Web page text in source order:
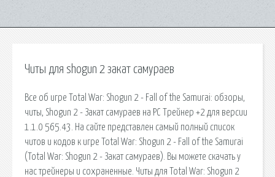
Читы для shogun 2 закат самураев
Все об игре Total War: Shogun 2 - Fall of the Samurai: обзоры,
читы, Shogun 2 - Закат самураев на PC Трейнер +2 для версии
1.1.0 565.43. На сайте представлен самый полный список
читов и кодов к игре Total War: Shogun 2 - Fall of the Samurai
(Total War: Shogun 2 - Закат самураев). Вы можете скачать у
нас трейнеры и сохраненные. Читы для Total War: Shogun 2